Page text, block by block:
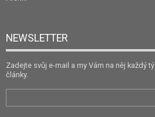
NEWSLETTER
Zadejte svůj e-mail a my Vám na něj každý
články.